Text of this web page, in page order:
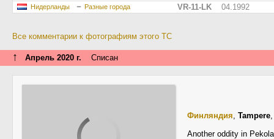
Нидерланды
Разные города VR-11-LK 04.1992
Все комментарии к фотографиям этого ТС
↑ Апрель 2020 г. Списан
Финляндия, Tampere,
Another oddity in